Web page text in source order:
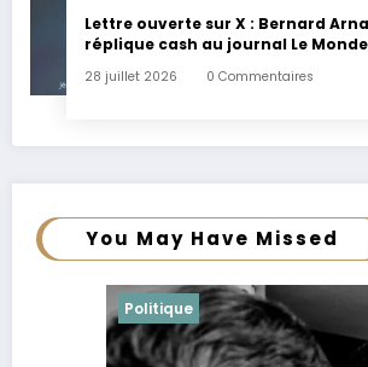
Lettre ouverte sur X : Bernard
réplique cash au journal Le Monde
28 juillet 2026 0 Commentaires
You May Have Missed